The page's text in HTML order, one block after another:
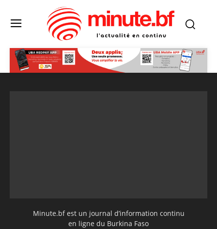
Minute.bf est un journal d’information continu
en ligne du Burkina Faso